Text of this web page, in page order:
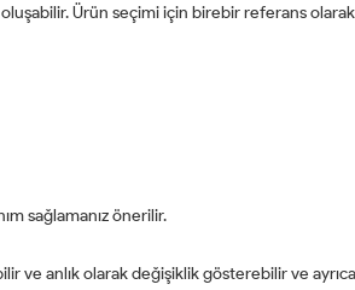
Ürün seçimi için birebir referans
sağlamanız önerilir.
ve anlık olarak değişiklik gösterebilir ve